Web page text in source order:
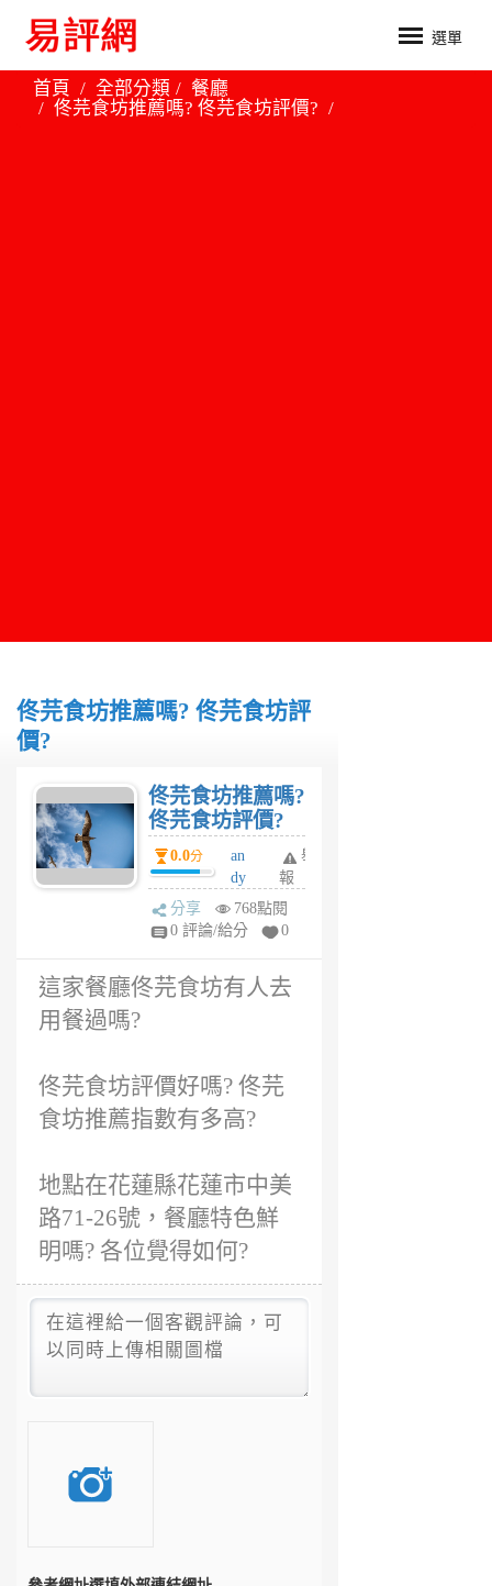
選單
首頁 全部分類
餐廳
佟芫食坊推薦嗎? 佟芫食坊評價?
佟芫食坊推薦嗎? 佟芫食坊評
價?
佟芫食坊推薦嗎?
佟芫食坊評價?
0.0分
an
dy
6
年
舉
報
分享
768點閱
0 評論/給分
0
這家餐廳佟芫食坊有人去
用餐過嗎?
佟芫食坊評價好嗎? 佟芫
食坊推薦指數有多高?
地點在花蓮縣花蓮市中美
路71-26號，餐廳特色鮮
明嗎? 各位覺得如何?